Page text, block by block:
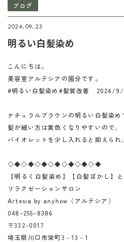
ブログ
2024.09.23
明るい白髪染め
こんにちは。
美容室アルテシアの國分です。
#明るい白髪染め#髪質改善 2024/9/
ナチュラルブラウンの明るい白髪染め
髪が細い方は黄色くなりやすいので、
バイオレットを少し入れると抑えられ
◇◆◇◆◇◆◇◆◇◆◇◆◇◆
【明るく白髪染め】【白髪ぼかし】
リラクゼーションサロン
Artesia by anyhow（アルテシア）
048-255-8386
〒332-0017
埼玉県川口市栄町3－13－1